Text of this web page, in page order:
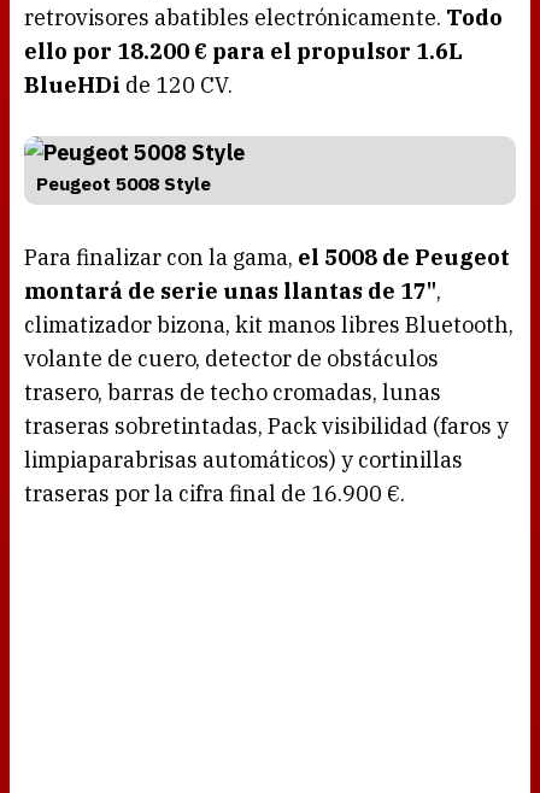
retrovisores abatibles electrónicamente. Todo
ello por 18.200 € para el propulsor 1.6L
BlueHDi de 120 CV.
Peugeot 5008 Style
Para finalizar con la gama, el 5008 de Peugeot
montará de serie unas llantas de 17",
climatizador bizona, kit manos libres Bluetooth,
volante de cuero, detector de obstáculos
trasero, barras de techo cromadas, lunas
traseras sobretintadas, Pack visibilidad (faros y
limpiaparabrisas automáticos) y cortinillas
traseras por la cifra final de 16.900 €.